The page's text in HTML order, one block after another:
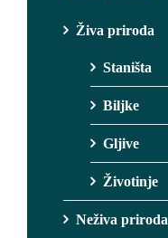
Živa priroda
Staništa
Biljke
Gljive
Životinje
Neživa priroda